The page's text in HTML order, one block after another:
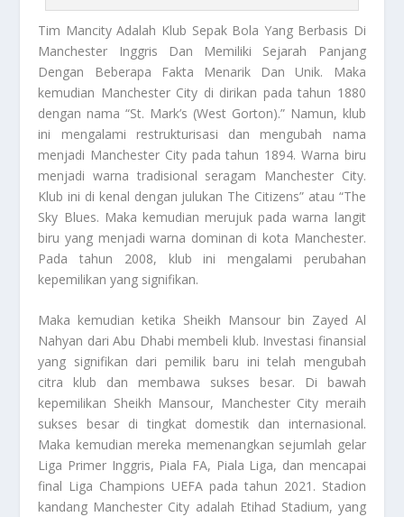
Tim MancityAdalah Klub Sepak Bola Yang Berbasis Di
Manchester Inggris Dan Memiliki Sejarah Panjang
Dengan Beberapa Fakta Menarik Dan Unik. Maka
kemudian Manchester City di dirikan pada tahun 1880
dengan nama “St. Mark’s (West Gorton).” Namun, klub
ini mengalami restrukturisasi dan mengubah nama
menjadi Manchester City pada tahun 1894. Warna biru
menjadi warna tradisional seragam Manchester City.
Klub ini di kenal dengan julukan The Citizens” atau “The
Sky Blues. Maka kemudian merujuk pada warna langit
biru yang menjadi warna dominan di kota Manchester.
Pada tahun 2008, klub ini mengalami perubahan
kepemilikan yang signifikan.
Maka kemudian ketika Sheikh Mansour bin Zayed Al
Nahyan dari Abu Dhabi membeli klub. Investasi finansial
yang signifikan dari pemilik baru ini telah mengubah
citra klub dan membawa sukses besar. Di bawah
kepemilikan Sheikh Mansour, Manchester City meraih
sukses besar di tingkat domestik dan internasional.
Maka kemudian mereka memenangkan sejumlah gelar
Liga Primer Inggris, Piala FA, Piala Liga, dan mencapai
final Liga Champions UEFA pada tahun 2021. Stadion
kandang Manchester City adalah Etihad Stadium, yang